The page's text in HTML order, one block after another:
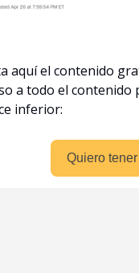
aquí el contenido
a todo el
inferior:
Quiero